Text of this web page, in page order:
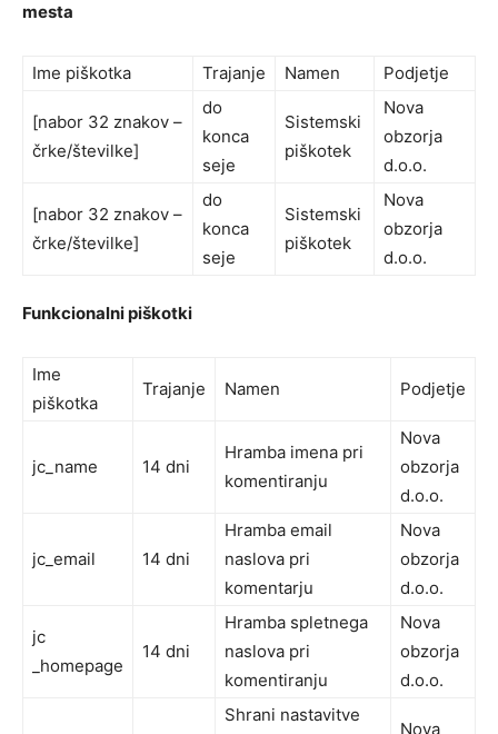
mesta
Ime piškotka Trajanje Namen Podjetje
[nabor 32 znakov –
črke/številke]
do
konca
seje
Sistemski
piškotek
Nova
obzorja
d.o.o.
[nabor 32 znakov –
črke/številke]
do
konca
seje
Sistemski
piškotek
Nova
obzorja
d.o.o.
Funkcionalni piškotki
Ime
piškotka
Trajanje Namen Podjetje
jc_name 14 dni
Hramba imena pri
komentiranju
Nova
obzorja
d.o.o.
jc_email 14 dni
Hramba email
naslova pri
komentarju
Nova
obzorja
d.o.o.
jc
_homepage
14 dni
Hramba spletnega
naslova pri
komentiranju
Nova
obzorja
d.o.o.
Shrani nastavitve
Nova